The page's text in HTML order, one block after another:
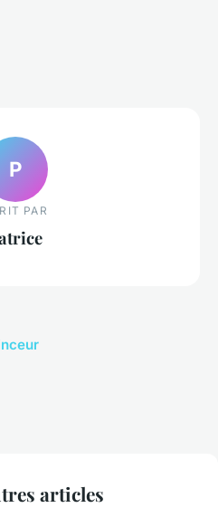
P
PAR
articles